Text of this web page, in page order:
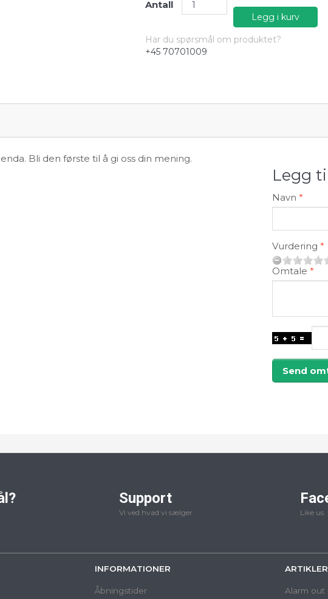
Antall
Legg i kurv
Har du spørsmål om produktet?
+45 70701009
Bli den første til å gi oss din mening.
Legg
Navn
Vurdering
Omtale
Send
Support
Vi ved hvad vi sælger Like us
INFORMATIONER
Åbningstider
ARTIKLER
Alarm out